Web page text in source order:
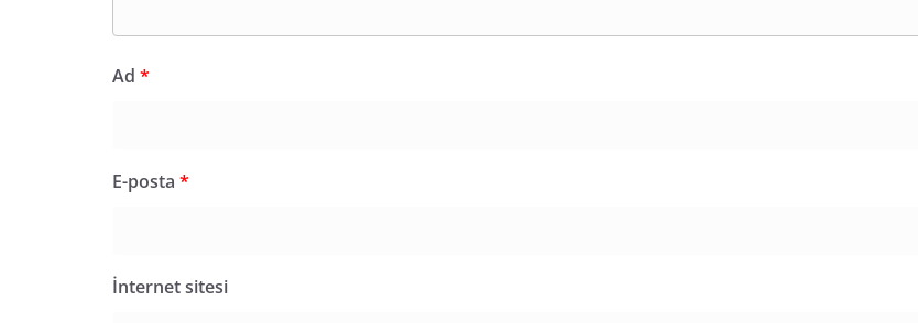
Ad *
E-posta *
İnternet sitesi